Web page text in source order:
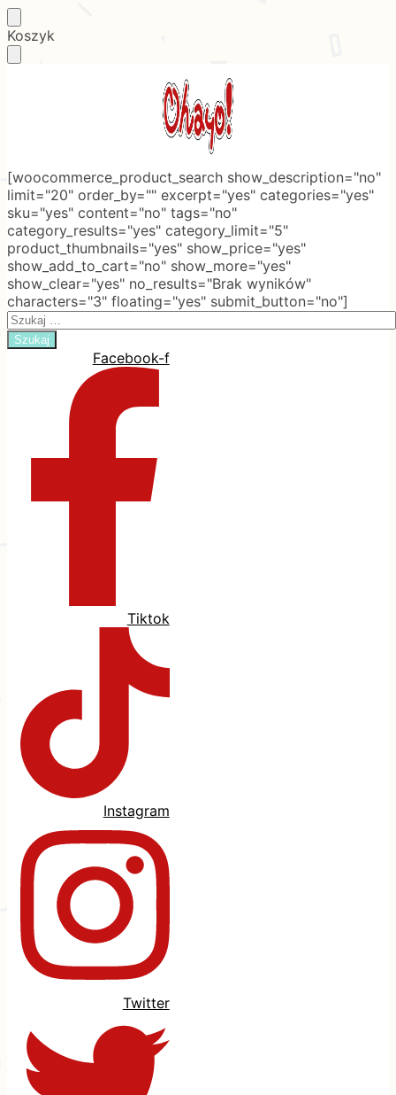
Skip
to
Skip
to
Koszyk
[woocommerce_product_search show_description="no"
limit="20" order_by="" excerpt="yes" categories="yes"
sku="yes" content="no" tags="no"
category_results="yes" category_limit="5"
product_thumbnails="yes" show_price="yes"
show_add_to_cart="no" show_more="yes"
show_clear="yes" no_results="Brak wyników"
characters="3" floating="yes" submit_button="no"]
Search
for:
Facebook-f
Tiktok
Instagram
Twitter